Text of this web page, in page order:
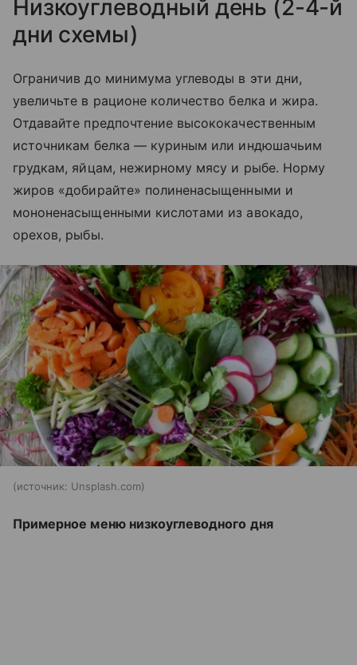
Низкоуглеводный день (2-4-й
дни схемы)
Ограничив до минимума углеводы в эти дни,
увеличьте в рационе количество белка и жира.
Отдавайте предпочтение высококачественным
источникам белка — куриным или индюшачьим
грудкам, яйцам, нежирному мясу и рыбе. Норму
жиров «добирайте» полиненасыщенными и
мононенасыщенными кислотами из авокадо,
орехов, рыбы.
источник: Unsplash.com
Примерное меню низкоуглеводного дня